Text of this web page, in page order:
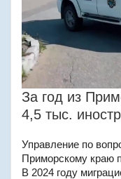
За год из
4,5 тыс.
Управление по
Приморскому краю
В 2024 году